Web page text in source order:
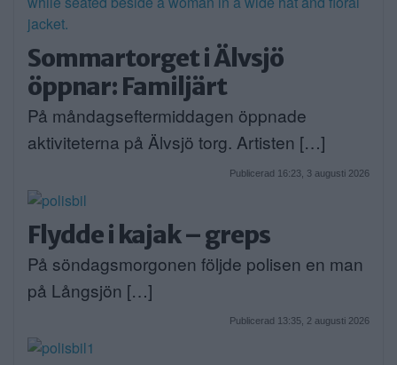
Sommartorget i Älvsjö
öppnar: Familjärt
På måndagseftermiddagen öppnade
aktiviteterna på Älvsjö torg. Artisten […]
Publicerad 16:23, 3 augusti 2026
Flydde i kajak – greps
På söndagsmorgonen följde polisen en man
på Långsjön […]
Publicerad 13:35, 2 augusti 2026